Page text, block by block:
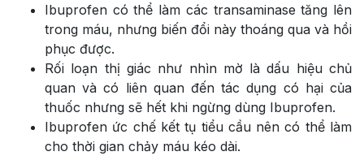
Ibuprofen có thể làm các transaminase tăng lên
trong máu, nhưng biến đổi này thoáng qua và hồi
phục được.
Rối loạn thị giác như nhìn mờ là dấu hiệu chủ
quan và có liên quan đến tác dụng có hại của
thuốc nhưng sẽ hết khi ngừng dùng Ibuprofen.
Ibuprofen ức chế kết tụ tiểu cầu nên có thể làm
cho thời gian chảy máu kéo dài.